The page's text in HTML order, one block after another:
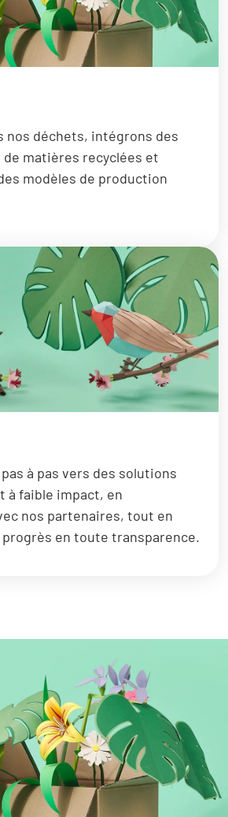
nos déchets, intégrons des
de matières recyclées et
modèles de production
à pas vers des solutions
à faible impact, en
nos partenaires, tout en
en toute transparence.